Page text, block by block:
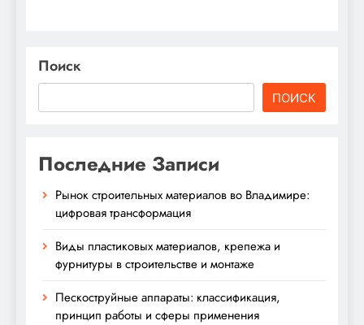
Поиск
ПОИСК
Последние Записи
Рынок строительных материалов во Владимире:
цифровая трансформация
Виды пластиковых материалов, крепежа и
фурнитуры в строительстве и монтаже
Пескоструйные аппараты: классификация,
принцип работы и сферы применения